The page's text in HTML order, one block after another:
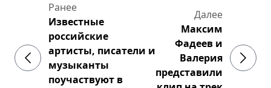
Ранее
Известные
российские
артисты, писатели и
музыканты
поучаствуют в
Далее
Максим
Фадеев и
Валерия
представили